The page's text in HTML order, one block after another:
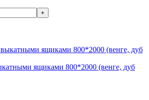
+
ящиками 800*2000 (венге, дуб